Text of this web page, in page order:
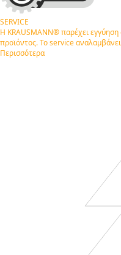
SERVICE
Η KRAUSMANN® παρέχει
προϊόντος. Το service αναλαμβάνει
Περισσότερα